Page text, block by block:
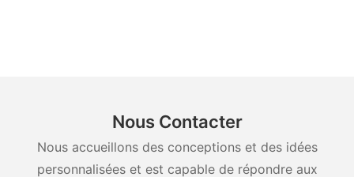
Nous Contacter
Nous accueillons des conceptions et des idées
personnalisées et est capable de répondre aux